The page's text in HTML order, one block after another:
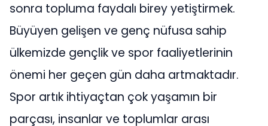
sonra topluma faydalı birey yetiştirmek.
Büyüyen gelişen ve genç nüfusa sahip
ülkemizde gençlik ve spor faaliyetlerinin
önemi her geçen gün daha artmaktadır.
Spor artık ihtiyaçtan çok yaşamın bir
parçası, insanlar ve toplumlar arası